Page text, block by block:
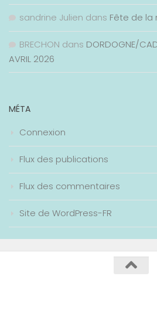
sandrine Julien dans Fête de la
BRECHON dans DORDOGNE/
AVRIL 2026
MÉTA
Connexion
Flux des publications
Flux des commentaires
Site de WordPress-FR